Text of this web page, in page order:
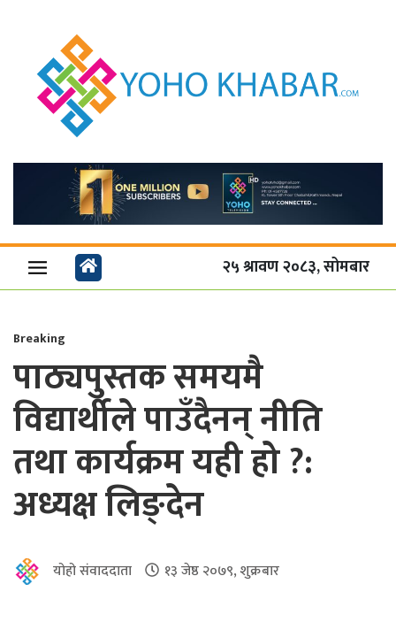
२५ श्रावण २०८३, सोमबार
Breaking
पाठ्यपुस्तक समयमै
विद्यार्थीले पाउँदैनन् नीति
तथा कार्यक्रम यही हो ?:
अध्यक्ष लिङ्देन
योहो संवाददाता १३ जेष्ठ २०७९, शुक्रबार